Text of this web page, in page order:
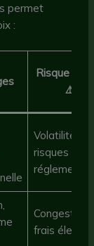
permet
:
Risque
⚠️
Volatilité,
risques
Congestion,
frais élevés